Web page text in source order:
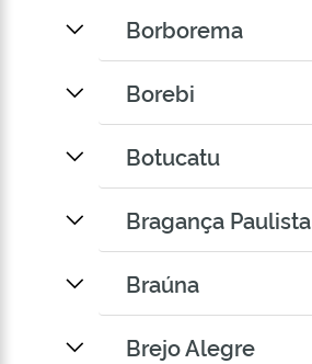
Borborema
Borebi
Botucatu
Bragança Paulista
Braúna
Brejo Alegre